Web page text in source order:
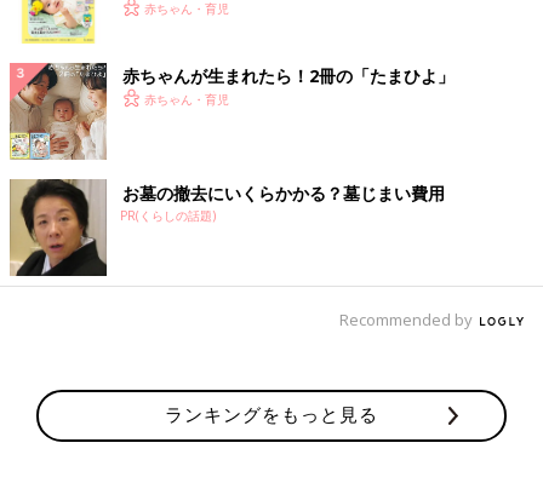
く！ おっぱい・ミルクの基本と夏のトラブル 解決テ
赤ちゃん・育児
赤ちゃんが生まれたら！2冊の「たまひよ」
赤ちゃん・育児
お墓の撤去にいくらかかる？墓じまい費用
PR(くらしの話題)
Recommended by
ランキングをもっと見る